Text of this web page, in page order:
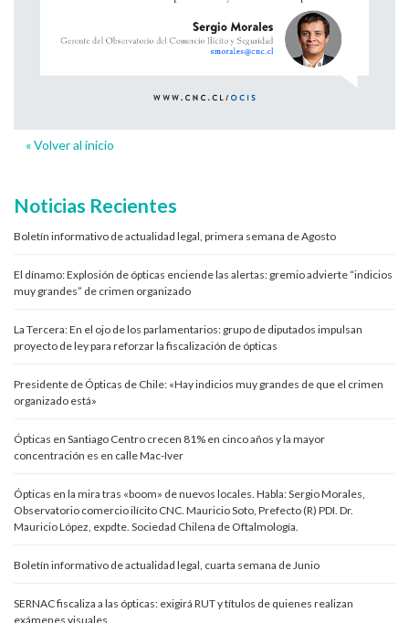
« Volver al inicio
Noticias Recientes
Boletín informativo de actualidad legal, primera semana de Agosto
El dínamo: Explosión de ópticas enciende las alertas: gremio advierte “indicios
muy grandes” de crimen organizado
La Tercera: En el ojo de los parlamentarios: grupo de diputados impulsan
proyecto de ley para reforzar la fiscalización de ópticas
Presidente de Ópticas de Chile: «Hay indicios muy grandes de que el crimen
organizado está»
Ópticas en Santiago Centro crecen 81% en cinco años y la mayor
concentración es en calle Mac-Iver
Ópticas en la mira tras «boom» de nuevos locales. Habla: Sergio Morales,
Observatorio comercio ilícito CNC. Mauricio Soto, Prefecto (R) PDI. Dr.
Mauricio López, expdte. Sociedad Chilena de Oftalmología.
Boletín informativo de actualidad legal, cuarta semana de Junio
SERNAC fiscaliza a las ópticas: exigirá RUT y títulos de quienes realizan
exámenes visuales